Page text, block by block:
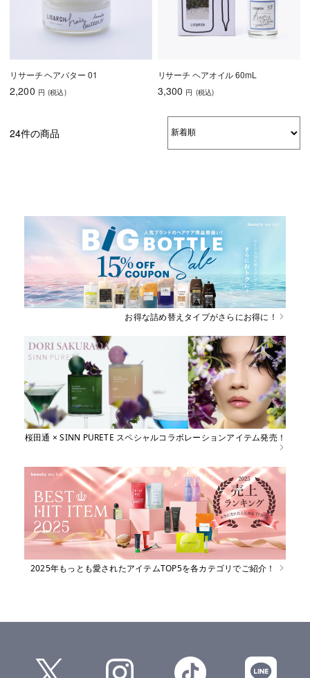
リサーチ ヘアバター 01
2,200 円 (税込)
リサーチ ヘアオイル 60mL
3,300 円 (税込)
24件の商品
お得な詰め替えタイプがさらにお得に！
桜田通 × SINN PURETE スペシャルコラボレーションアイテム発売！
2025年もっとも愛されたアイテムTOP5を各カテゴリでご紹介！